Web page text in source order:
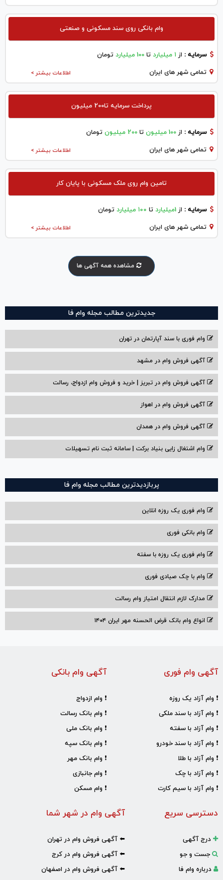
وام بانکی روی سند مسکونی و صنعتی
سرمایه : از ۱ میلیارد تا 100 میلیارد تومان
اطلاعات بیشتر > تمامی شهر های ایران
پرداخت سرمایه تا200 میلیون
سرمایه : از 100 میلیون تا 200 میلیون تومان
اطلاعات بیشتر > تمامی شهر های ایران
تامین وام روی ملک مسکونی با پایان کار
سرمایه : از 1میلیارد تا ۱۰۰ میلیارد تومان
اطلاعات بیشتر > تمامی شهر های ایران
مشاهده همه آگهی ها
جدیدترین مطالب مجله وام فا
وام فوری با سند آپارتمان در تهران
آگهی فروش وام در مشهد
آگهی فروش وام در تبریز | خرید و فروش وام ازدواج، رسالت
آگهی فروش وام در اهواز
آگهی فروش وام در همدان
وام اشتغال زایی بنیاد برکت | سامانه ثبت نام تسهیلات
پربازدیدترین مطالب مجله وام فا
وام فوری یک روزه انلاین
وام بانکی فوری
وام فوری یک روزه با سفته
وام با‌ چک صیادی‌ فوری
مدارک لازم انتقال امتیاز وام رسالت
انواع وام بانک قرض الحسنه مهر ایران ۱۴۰۴
آگهی وام بانکی
❗ وام ازدواج
❗ وام بانک رسالت
❗ وام بانک ملی
❗ وام بانک سپه
❗ وام بانک مهر
❗ وام جانبازی
❗ وام مسکن
آگهی وام فوری
❗ وام آزاد یک روزه
❗ وام آزاد با سند ملکی
❗ وام آزاد با سفته
❗ وام آزاد با سند خودرو
❗ وام آزاد با طلا
❗ وام آزاد با چک
❗ وام آزاد با سیم کارت
آگهی وام در شهر شما
⬅️ آگهی فروش وام در تهران
⬅️ آگهی فروش وام در کرج
⬅️ آگهی فروش وام در اصفهان
دسترسی سریع
درج آگهی
جست و جو
درباره وام فا